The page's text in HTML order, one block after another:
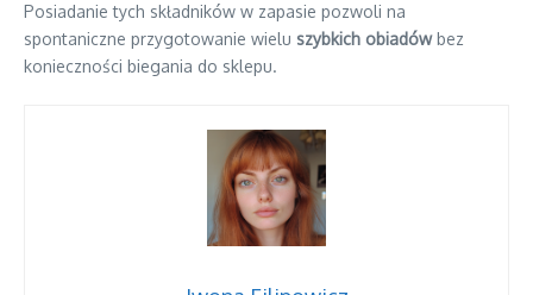
Posiadanie tych składników w zapasie pozwoli na
spontaniczne przygotowanie wielu szybkich obiadówbez
konieczności biegania do sklepu.